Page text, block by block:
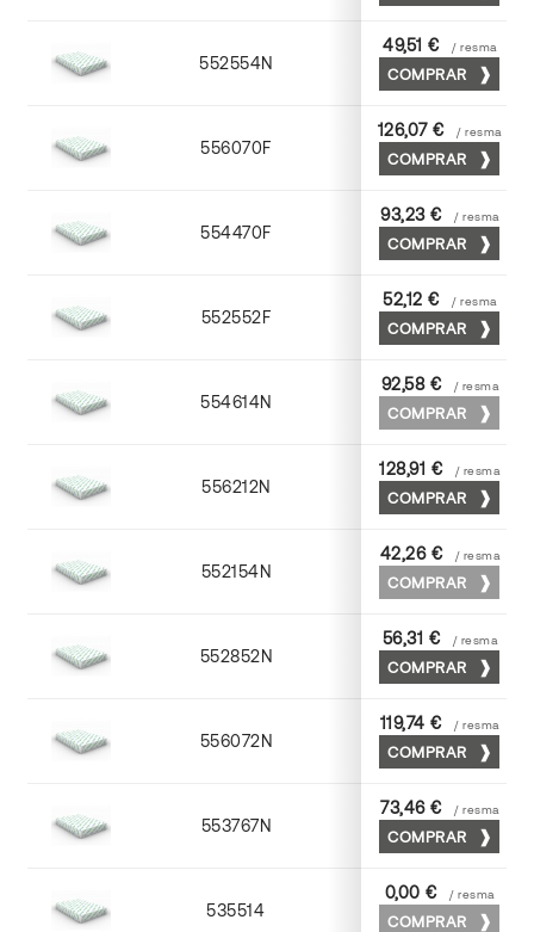
552554N 52 x 70
49,51 € / resma
COMPRAR
556070F 70 x 100
126,07 € / resma
COMPRAR
554470F 70 x 100
93,23 € / resma
COMPRAR
552552F 52 x 70
52,12 € / resma
COMPRAR
554614N 72 x 102
92,58 € / resma
COMPRAR
556212N 72 x 102
128,91 € / resma
COMPRAR
552154N 52 x 70
42,26 € / resma
COMPRAR
552852N 52 x 70
56,31 € / resma
COMPRAR
556072N 70 x 100
119,74 € / resma
COMPRAR
553767N 65 x 90
73,46 € / resma
COMPRAR
535514 72 x 102
0,00 € / resma
COMPRAR